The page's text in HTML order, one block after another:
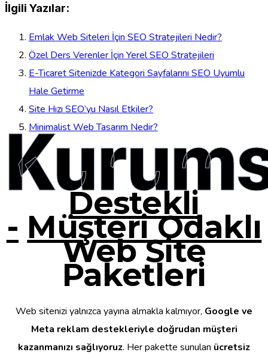
İlgili Yazılar:
Emlak Web Siteleri İçin SEO Stratejileri Nedir?
Özel Ders Verenler İçin Yerel SEO Stratejileri
E-Ticaret Sitenizde Kategori Sayfalarını SEO Uyumlu
Hale Getirme
Site Hızı SEO’yu Nasıl Etkiler?
Minimalist Web Tasarım Nedir?
Destekli
- Müşteri Odaklı
Web Site
Paketleri
Web sitenizi yalnızca yayına almakla kalmıyor, Google ve
Meta reklam destekleriyle doğrudan müşteri
kazanmanızı sağlıyoruz. Her pakette sunulan ücretsiz